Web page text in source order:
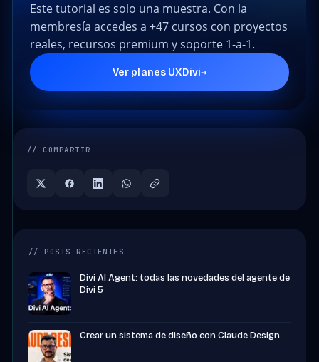
Este tutorial es solo una muestra. Con la
membresía accedes a +47 cursos con proyectos
reales, recursos premium y soporte 1-a-1.
Ver planes UXDivi→
// COMPARTIR
// POSTS RECIENTES
Divi AI Agent: todas las novedades del agente de
Divi 5
Crear un sistema de diseño con Claude Design